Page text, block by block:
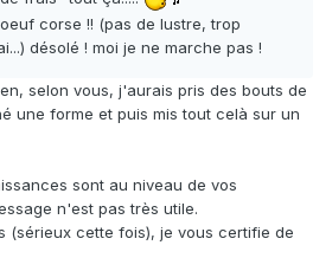
corse !! (pas de lustre, trop
désolé ! moi je ne marche pas !
selon vous, j'aurais pris des bouts de
une forme et puis mis tout celà sur un
sont au niveau de vos
n'est pas très utile.
(sérieux cette fois), je vous certifie de